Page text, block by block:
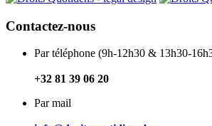
Contactez-nous
Par téléphone (9h-12h30 & 13h30-
+32 81 39 06 20
Par mail